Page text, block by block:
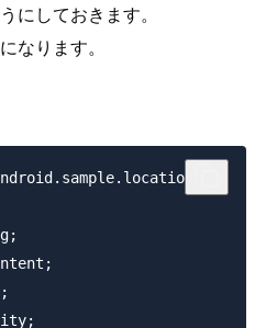
にしておきます。
なります。